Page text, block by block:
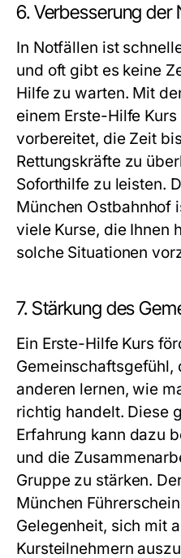
6. Verbesserung
In Notfällen ist
und oft gibt es keine
Hilfe zu warten. Mit
einem Erste-Hilfe
vorbereitet, die Zeit
Rettungskräfte zu
Soforthilfe zu leisten.
München Ostbahnhof
viele Kurse, die Ihnen
solche Situationen
7. Stärkung des
Ein Erste-Hilfe Kurs
Gemeinschaftsgefühl,
anderen lernen, wie
richtig handelt. Diese
Erfahrung kann dazu
und die
Gruppe zu stärken.
München
Gelegenheit, sich mit
Kursteilnehmern